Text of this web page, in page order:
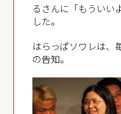
るさんに「もういい
した。
はらっぱソワレは、
の告知。